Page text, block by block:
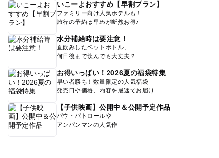
いこーよおすすめ【早割プラン】
ファミリー向け人気ホテルも！
旅行の予約は早めが断然お得♪
水分補給時は要注意！
直飲みしたペットボトル、
何日後まで飲んでも大丈夫？
お得いっぱい！2026夏の福袋特集
早い者勝ち！数量限定の人気福袋
発売日や価格、内容を最速でお届け
【子供映画】公開中＆公開予定作品
パウ・パトロールや
アンパンマンの人気作